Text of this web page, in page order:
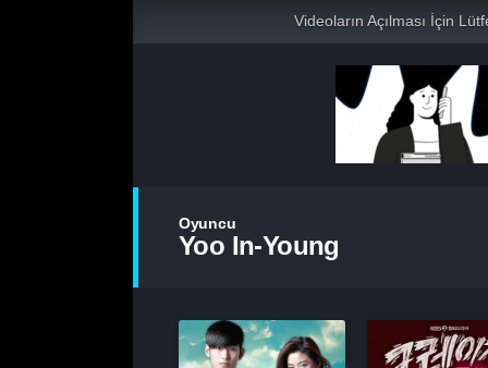
Videoların Açılması İçin
Oyuncu
Yoo In-Young